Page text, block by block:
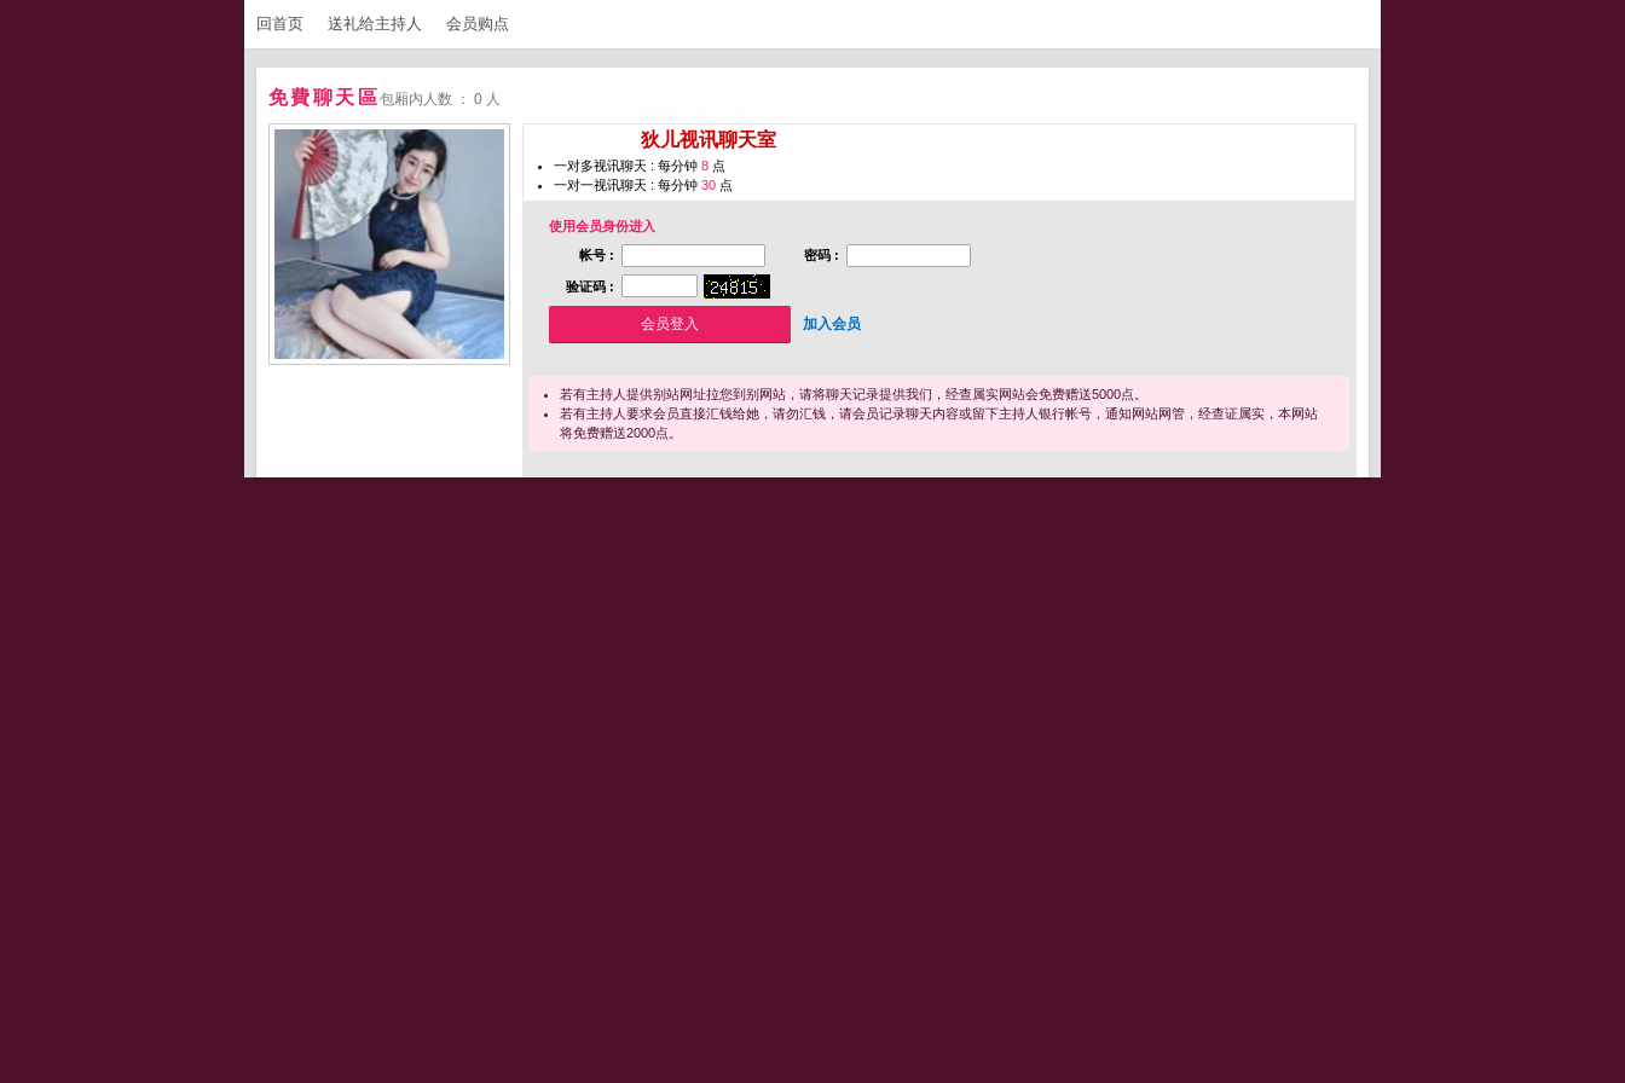
回首页 送礼给主持人 会员购点
免費聊天區包厢内人数 ： 0 人
狄儿视讯聊天室
一对多视讯聊天 : 每分钟 8 点
一对一视讯聊天 : 每分钟 30 点
使用会员身份进入
帐号 :
密码 :
验证码 :
加入会员
若有主持人提供别站网址拉您到别网站，请将聊天记录提供我们，经查属实网站会免费赠送5000点。
若有主持人要求会员直接汇钱给她，请勿汇钱，请会员记录聊天内容或留下主持人银行帐号，通知网站网管，经查证属实，本网站
将免费赠送2000点。